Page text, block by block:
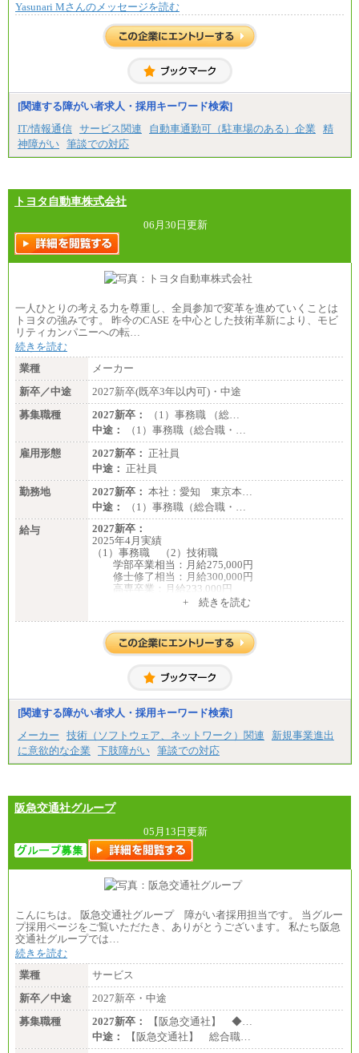
Yasunari Mさんのメッセージを読む
[関連する障がい者求人・採用キーワード検索]
IT/情報通信 サービス関連 自動車通勤可（駐車場のある）企業
精
神障がい 筆談での対応
トヨタ自動車株式会社
06月30日更新
一人ひとりの考える力を尊重し、全員参加で変革を進めていくことは
トヨタの強みです。 昨今のCASE を中心とした技術革新により、モビ
リティカンパニーへの転…
続きを読む
業種
メーカー
新卒／中途
2027新卒(既卒3年以内可)・中途
募集職種
2027新卒：
（1）事務職 （総…
中途：
（1）事務職（総合職・…
雇用形態
2027新卒： 正社員
中途： 正社員
勤務地
2027新卒： 本社：愛知 東京本…
中途：
（1）事務職（総合職・…
給与
2027新卒：
2025年4月実績
（1）事務職 （2）技術職
学部卒業相当：月給275,000円
修士修了相当：月給300,000円
高専卒業：月給233,000円
大学院修了・大学卒業：月給21万円
短期大学・専門学校（2年制）卒業：月給20万円
慮して給与を決定いたします
※試用期間中も給与に変更はございません
中途：
（1）事務職（総合職・正社員） （2）技術職（総
合職・正社員）
月給 208,000円以上
経験、能力等を考慮し、弊社規定により決定
試用期間中も給与に変更はございません
基本給
月給 182,400円以上
+ 続きを読む
[関連する障がい者求人・採用キーワード検索]
メーカー
技術（ソフトウェア、ネットワーク）関連
新規事業進出
に意欲的な企業
下肢障がい 筆談での対応
阪急交通社グループ
05月13日更新
こんにちは。 阪急交通社グループ 障がい者採用担当です。 当グルー
プ採用ページをご覧いただたき、ありがとうございます。 私たち阪急
交通社グループでは…
続きを読む
業種
サービス
新卒／中途
2027新卒・中途
募集職種
2027新卒：
【阪急交通社】 ◆…
中途：
【阪急交通社】 総合職…